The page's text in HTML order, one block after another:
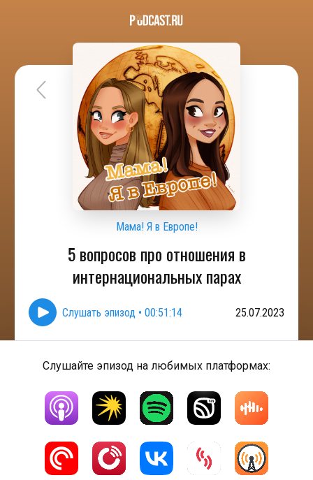
Мама! Я в Европе!
5 вопросов про отношения в
интернациональных парах
Слушать эпизод • 00:51:14 25.07.2023
Слушайте эпизод на любимых платформах: